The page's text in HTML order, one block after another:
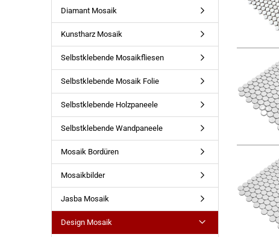
Diamant Mosaik
Kunstharz Mosaik
Selbstklebende Mosaikfliesen
Selbstklebende Mosaik Folie
Selbstklebende Holzpaneele
Selbstklebende Wandpaneele
Mosaik Bordüren
Mosaikbilder
Jasba Mosaik
Design Mosaik